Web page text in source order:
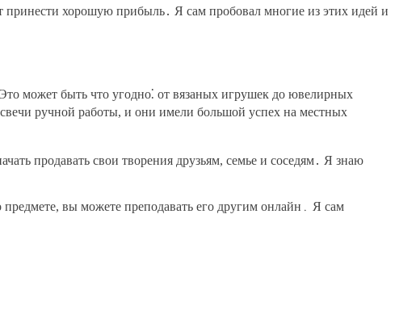
хорошую прибыль․ Я сам пробовал многие из этих идей и
может быть что угодно⁚ от вязаных игрушек до ювелирных
ручной работы, и они имели большой успех на местных
продавать свои творения друзьям, семье и соседям․ Я знаю
вы можете преподавать его другим онлайн․ Я сам